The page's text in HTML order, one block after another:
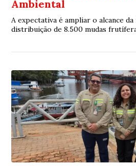
Ambiental
A expectativa é ampliar o alcance
distribuição de 8.500 mudas